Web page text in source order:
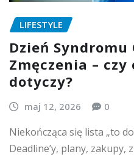
LIFESTYLE
Dzień
Zmęczenia –
dotyczy?
maj 12, 2026 0
Niekończąca się lista „to
Deadline’y, plany, zakupy,